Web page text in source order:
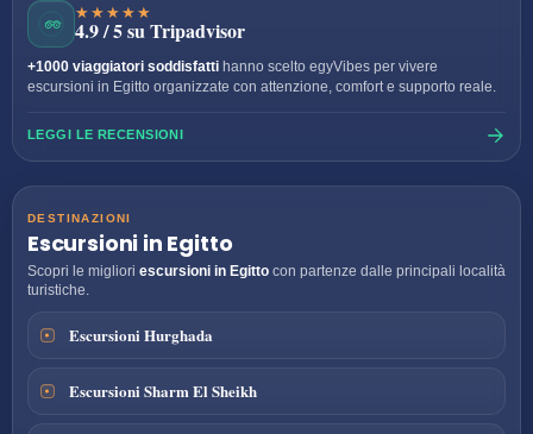
★★★★★
4.9 / 5 su Tripadvisor
+1000 viaggiatori soddisfatti hanno scelto egyVibes per vivere
escursioni in Egitto organizzate con attenzione, comfort e supporto reale.
LEGGI LE RECENSIONI
DESTINAZIONI
Escursioni in Egitto
Scopri le migliori escursioni in Egitto con partenze dalle principali località
turistiche.
Escursioni Hurghada
Escursioni Sharm El Sheikh